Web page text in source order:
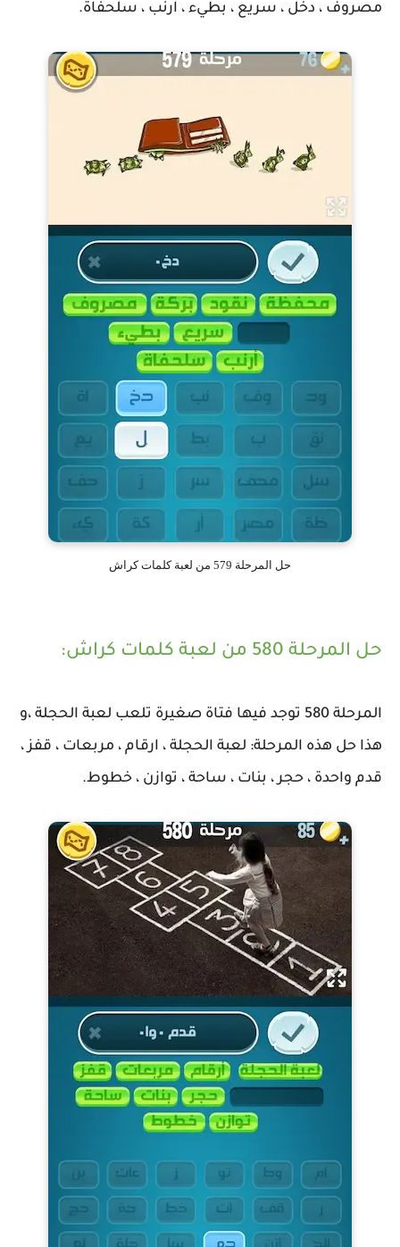
مصروف ، دخل ، سريع ، بطيء ، ارنب ، سلحفاة.
حل المرحلة 579 من لعبة كلمات كراش
حل المرحلة 580 من لعبة كلمات كراش:
المرحلة 580 توجد فيها فتاة صغيرة تلعب لعبة الحجلة ،و
هذا حل هذه المرحلة: لعبة الحجلة ، ارقام ، مربعات ، قفز ،
قدم واحدة ، حجر ، بنات ، ساحة ، توازن ، خطوط.